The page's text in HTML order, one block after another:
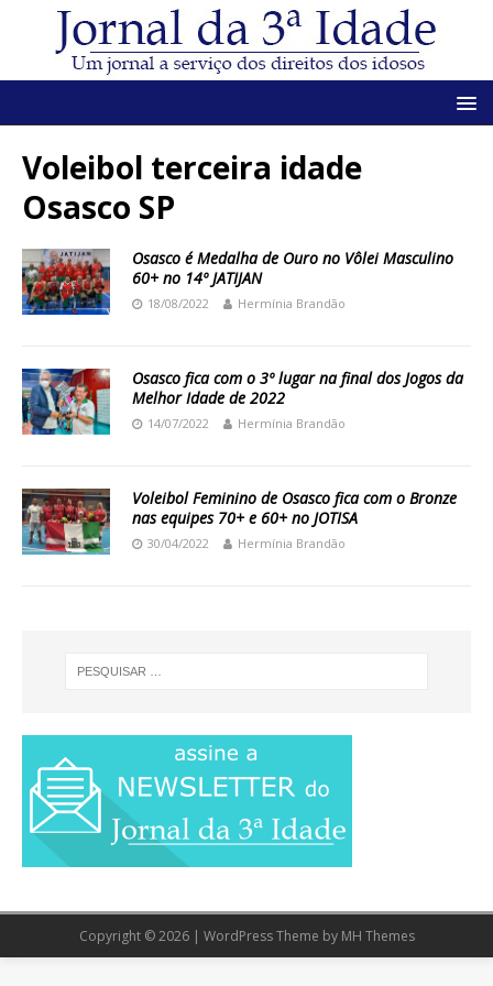
Voleibol terceira idade
Osasco SP
Osasco é Medalha de Ouro no Vôlei Masculino
60+ no 14º JATIJAN
18/08/2022 Hermínia Brandão
Osasco fica com o 3º lugar na final dos Jogos da
Melhor Idade de 2022
14/07/2022 Hermínia Brandão
Voleibol Feminino de Osasco fica com o Bronze
nas equipes 70+ e 60+ no JOTISA
30/04/2022 Hermínia Brandão
Copyright © 2026 | WordPress Theme by MH Themes